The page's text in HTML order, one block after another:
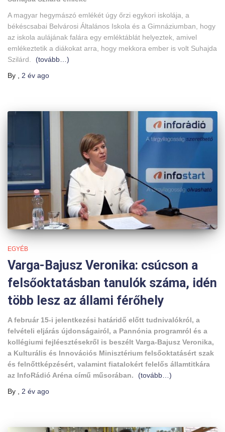
A magyar hegymászó emlékét úgy őrzi egykori iskolája, a
békéscsabai Belvárosi Általános Iskola és a Gimnáziumban, hogy
az iskola aulájának falára egy emléktáblát helyeztek, amivel
emlékeztetik a diákokat arra, hogy mekkora ember is volt Suhajda
Szilárd.
(tovább…)
By
2 év ago
EGYÉB
Varga-Bajusz Veronika: csúcson a
felsőoktatásban tanulók száma, idén
több lesz az állami férőhely
A február 15-i jelentkezési határidő előtt tudnivalókról, a
felvételi eljárás újdonságairól, a Pannónia programról és a
kollégiumi fejléesztésekről is beszélt Varga-Bajusz Veronika,
a Kulturális és Innovációs Minisztérium felsőoktatásért szak
és felnőttképzésért, valamint fiatalokért felelős államtitkára
az InfoRádió Aréna című műsorában.
(tovább…)
By
2 év ago